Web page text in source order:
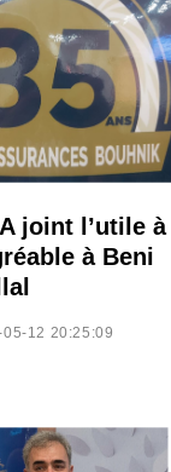
joint l’utile à
à Beni
05-12 20:25:09